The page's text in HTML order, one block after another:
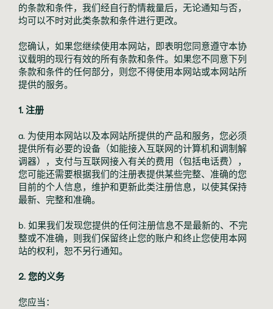
的条款和条件，我们经自行酌情裁量后，无论通知与否，
均可以不时对此类条款和条件进行更改。
您确认，如果您继续使用本网站，即表明您同意遵守本协
议载明的现行有效的所有条款和条件。如果您不同意下列
条款和条件的任何部分，则您不得使用本网站或本网站所
提供的服务。
1. 注册
a. 为使用本网站以及本网站所提供的产品和服务，您必须
提供所有必要的设备（如能接入互联网的计算机和调制解
调器），支付与互联网接入有关的费用（包括电话费），
您可能还需要根据我们的注册表提供某些完整、准确的您
目前的个人信息，维护和更新此类注册信息，以使其保持
最新、完整和准确。
b. 如果我们发现您提供的任何注册信息不是最新的、不完
整或不准确，则我们保留终止您的账户和终止您使用本网
站的权利，恕不另行通知。
2. 您的义务
您应当：